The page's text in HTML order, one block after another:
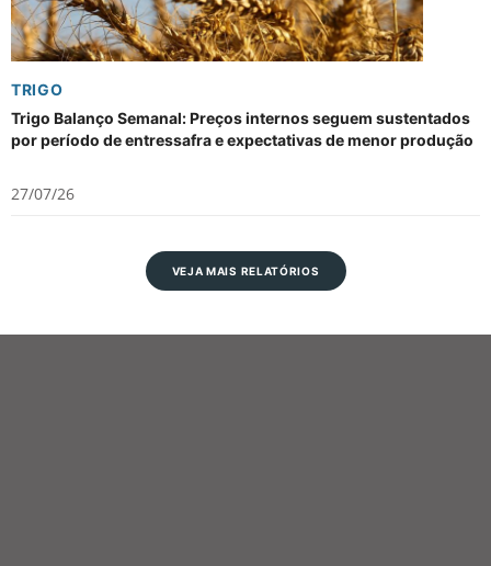
TRIGO
Trigo Balanço Semanal: Preços internos seguem sustentados
por período de entressafra e expectativas de menor produção
27/07/26
VEJA MAIS RELATÓRIOS